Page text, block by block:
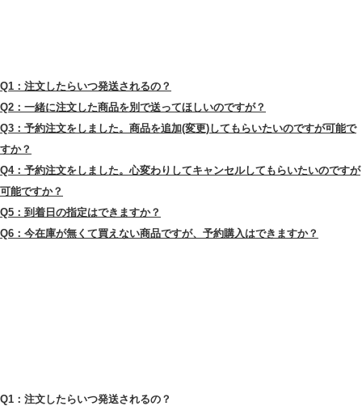
Q1：注文したらいつ発送されるの？
Q2：一緒に注文した商品を別で送ってほしいのですが？
Q3：予約注文をしました。商品を追加(変更)してもらいたいのですが可能で
すか？
Q4：予約注文をしました。心変わりしてキャンセルしてもらいたいのですが
可能ですか？
Q5：到着日の指定はできますか？
Q6：今在庫が無くて買えない商品ですが、予約購入はできますか？
Q1：注文したらいつ発送されるの？